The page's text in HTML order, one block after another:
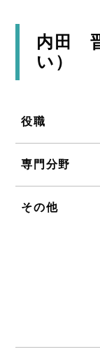
内田
い）
役職
専門分野
その他